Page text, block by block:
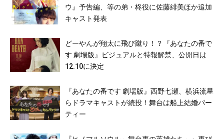
ウ』予告編、等の弟・柊役に佐藤緋美ほか追加
キャスト発表
どーやんが翔太に飛び蹴り！？『あなたの番で
す 劇場版』ビジュアルと特報解禁、公開日は
12.10に決定
『あなたの番です 劇場版』西野七瀬、横浜流星
らドラマキャストが続投！舞台は船上結婚パー
ティー